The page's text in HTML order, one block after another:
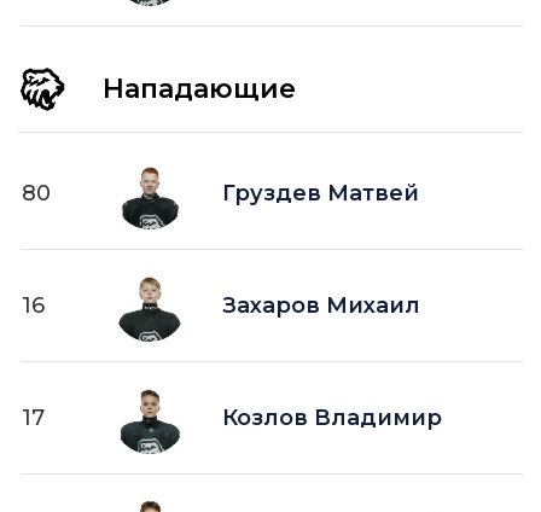
Нападающие
80 Груздев Матвей
16 Захаров Михаил
17 Козлов Владимир